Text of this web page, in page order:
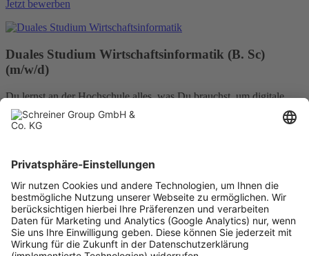
Jetzt bewerben
Duales Studium Wirtschaftsinformatik (B. Sc)
(m/w/d)
Du lernst an der Hochschule alles, was Du brauchst, um digitale
Lösungen für unternehmerische Herausforderungen zu entwickeln
und umzusetzen.
Schreiner MediPharm
Schreiner ProTech
Schreiner PrinTrust
Kontakt
Impressum
Datenschutz
Rechtliches